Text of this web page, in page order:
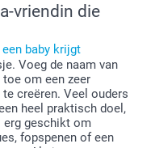
vriendin die
baby krijgt
Voeg de naam van
toe om een zeer
creëren. Veel ouders
heel praktisch doel,
erg geschikt om
fopspenen of een